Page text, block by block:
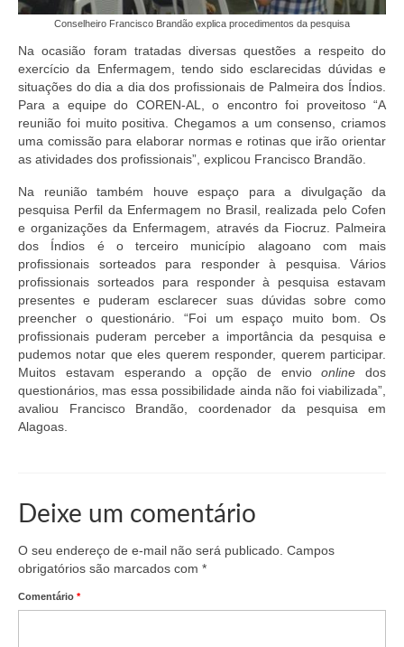
Resoluções
Desagravo Público
Processos Éticos
Censura Pública
Suspensão do Exercício Profissional
Para Você
Procedimento para registro
Clube de Vantagens
Valores dos serviços
Reserva de auditório
Notícias
Ouvidoria
NEP
Conselheiro Francisco Brandão explica procedimentos da pesquisa
Na ocasião foram tratadas diversas questões a respeito do
exercício da Enfermagem, tendo sido esclarecidas dúvidas e
situações do dia a dia dos profissionais de Palmeira dos Índios.
Para a equipe do COREN-AL, o encontro foi proveitoso “A
reunião foi muito positiva. Chegamos a um consenso, criamos
uma comissão para elaborar normas e rotinas que irão orientar
as atividades dos profissionais”, explicou Francisco Brandão.
Na reunião também houve espaço para a divulgação da
pesquisa Perfil da Enfermagem no Brasil, realizada pelo Cofen
e organizações da Enfermagem, através da Fiocruz. Palmeira
dos Índios é o terceiro município alagoano com mais
profissionais sorteados para responder à pesquisa. Vários
profissionais sorteados para responder à pesquisa estavam
presentes e puderam esclarecer suas dúvidas sobre como
preencher o questionário. “Foi um espaço muito bom. Os
profissionais puderam perceber a importância da pesquisa e
pudemos notar que eles querem responder, querem participar.
Muitos estavam esperando a opção de envioonline dos
questionários, mas essa possibilidade ainda não foi viabilizada”,
avaliou Francisco Brandão, coordenador da pesquisa em
Alagoas.
Deixe um comentário
O seu endereço de e-mail não será publicado. Campos
obrigatórios são marcados com *
Comentário *